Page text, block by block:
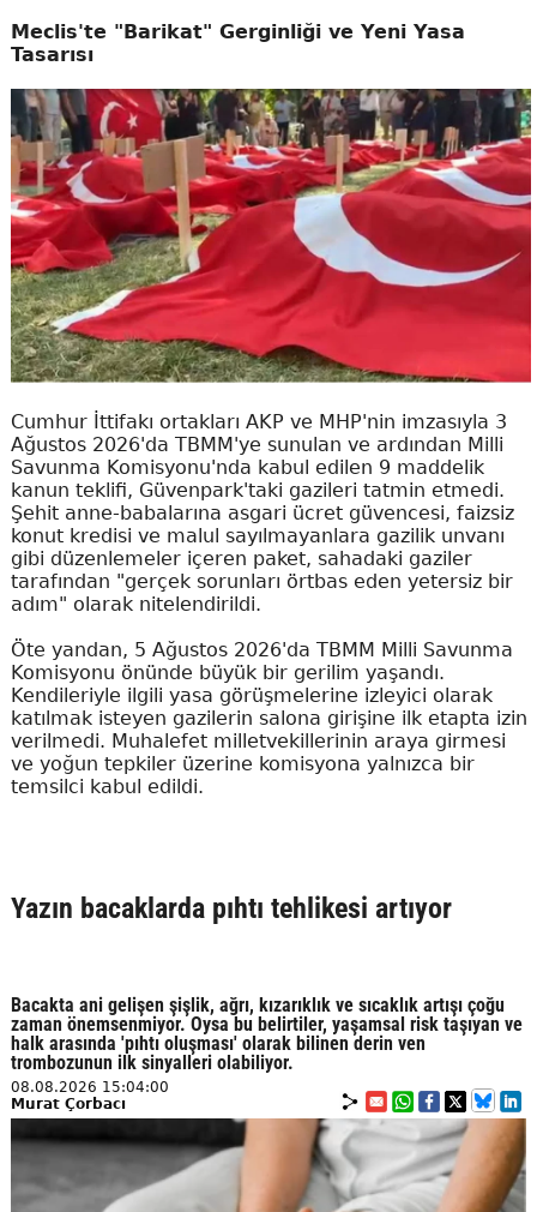
Meclis'te "Barikat" Gerginliği ve Yeni Yasa
Tasarısı
Cumhur İttifakı ortakları AKP ve MHP'nin imzasıyla 3
Ağustos 2026'da TBMM'ye sunulan ve ardından Milli
Savunma Komisyonu'nda kabul edilen 9 maddelik
kanun teklifi, Güvenpark'taki gazileri tatmin etmedi.
Şehit anne-babalarına asgari ücret güvencesi, faizsiz
konut kredisi ve malul sayılmayanlara gazilik unvanı
gibi düzenlemeler içeren paket, sahadaki gaziler
tarafından "gerçek sorunları örtbas eden yetersiz bir
adım" olarak nitelendirildi.
Öte yandan, 5 Ağustos 2026'da TBMM Milli Savunma
Komisyonu önünde büyük bir gerilim yaşandı.
Kendileriyle ilgili yasa görüşmelerine izleyici olarak
katılmak isteyen gazilerin salona girişine ilk etapta izin
verilmedi. Muhalefet milletvekillerinin araya girmesi
ve yoğun tepkiler üzerine komisyona yalnızca bir
temsilci kabul edildi.
Yazın bacaklarda pıhtı tehlikesi artıyor
Bacakta ani gelişen şişlik, ağrı, kızarıklık ve sıcaklık artışı çoğu
zaman önemsenmiyor. Oysa bu belirtiler, yaşamsal risk taşıyan ve
halk arasında 'pıhtı oluşması' olarak bilinen derin ven
trombozunun ilk sinyalleri olabiliyor.
08.08.2026 15:04:00
Murat Çorbacı